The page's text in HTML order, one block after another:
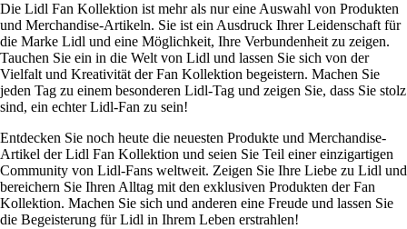
Die Lidl Fan Kollektion ist mehr als nur eine Auswahl von Produkten
und Merchandise-Artikeln. Sie ist ein Ausdruck Ihrer Leidenschaft für
die Marke Lidl und eine Möglichkeit, Ihre Verbundenheit zu zeigen.
Tauchen Sie ein in die Welt von Lidl und lassen Sie sich von der
Vielfalt und Kreativität der Fan Kollektion begeistern. Machen Sie
jeden Tag zu einem besonderen Lidl-Tag und zeigen Sie, dass Sie stolz
sind, ein echter Lidl-Fan zu sein!
Entdecken Sie noch heute die neuesten Produkte und Merchandise-
Artikel der Lidl Fan Kollektion und seien Sie Teil einer einzigartigen
Community von Lidl-Fans weltweit. Zeigen Sie Ihre Liebe zu Lidl und
bereichern Sie Ihren Alltag mit den exklusiven Produkten der Fan
Kollektion. Machen Sie sich und anderen eine Freude und lassen Sie
die Begeisterung für Lidl in Ihrem Leben erstrahlen!